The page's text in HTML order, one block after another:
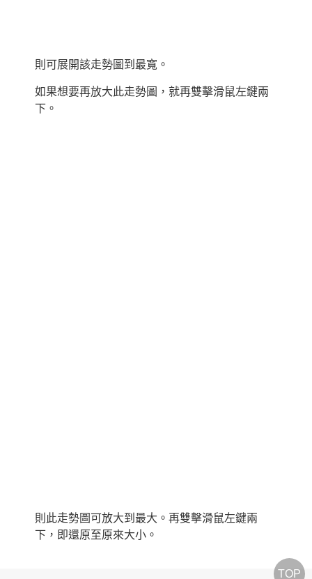
則可展開該走勢圖到最寬。
如果想要再放大此走勢圖，就再雙擊滑鼠左鍵兩
下。
則此走勢圖可放大到最大。再雙擊滑鼠左鍵兩
下，即還原至原來大小。
TOP